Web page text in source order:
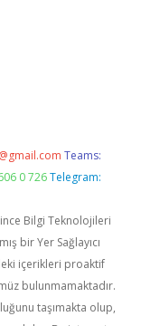
Teams:
0 726 Telegram:
Bilgi Teknolojileri
bir Yer Sağlayıcı
içerikleri proaktif
bulunmamaktadır.
taşımakta olup,